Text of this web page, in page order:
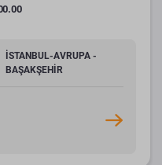
İSTANBUL-AVRUPA -
BAŞAKŞEHİR